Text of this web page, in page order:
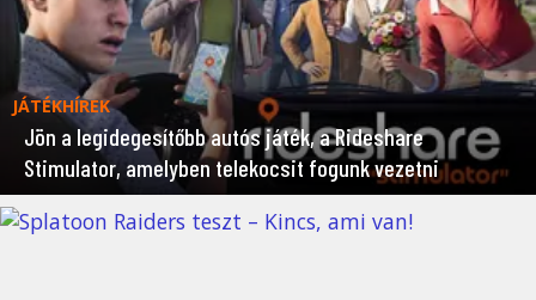
JÁTÉKHÍREK
Jön a legidegesítőbb autós játék, a Rideshare
Stimulator, amelyben telekocsit fogunk vezetni